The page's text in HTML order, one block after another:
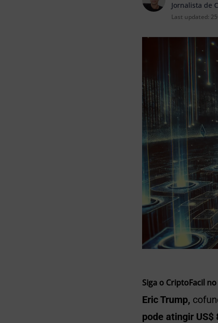
Jornalista de
Last updated:
Siga o CriptoFacil no
Eric Trump,
pode atingir US$